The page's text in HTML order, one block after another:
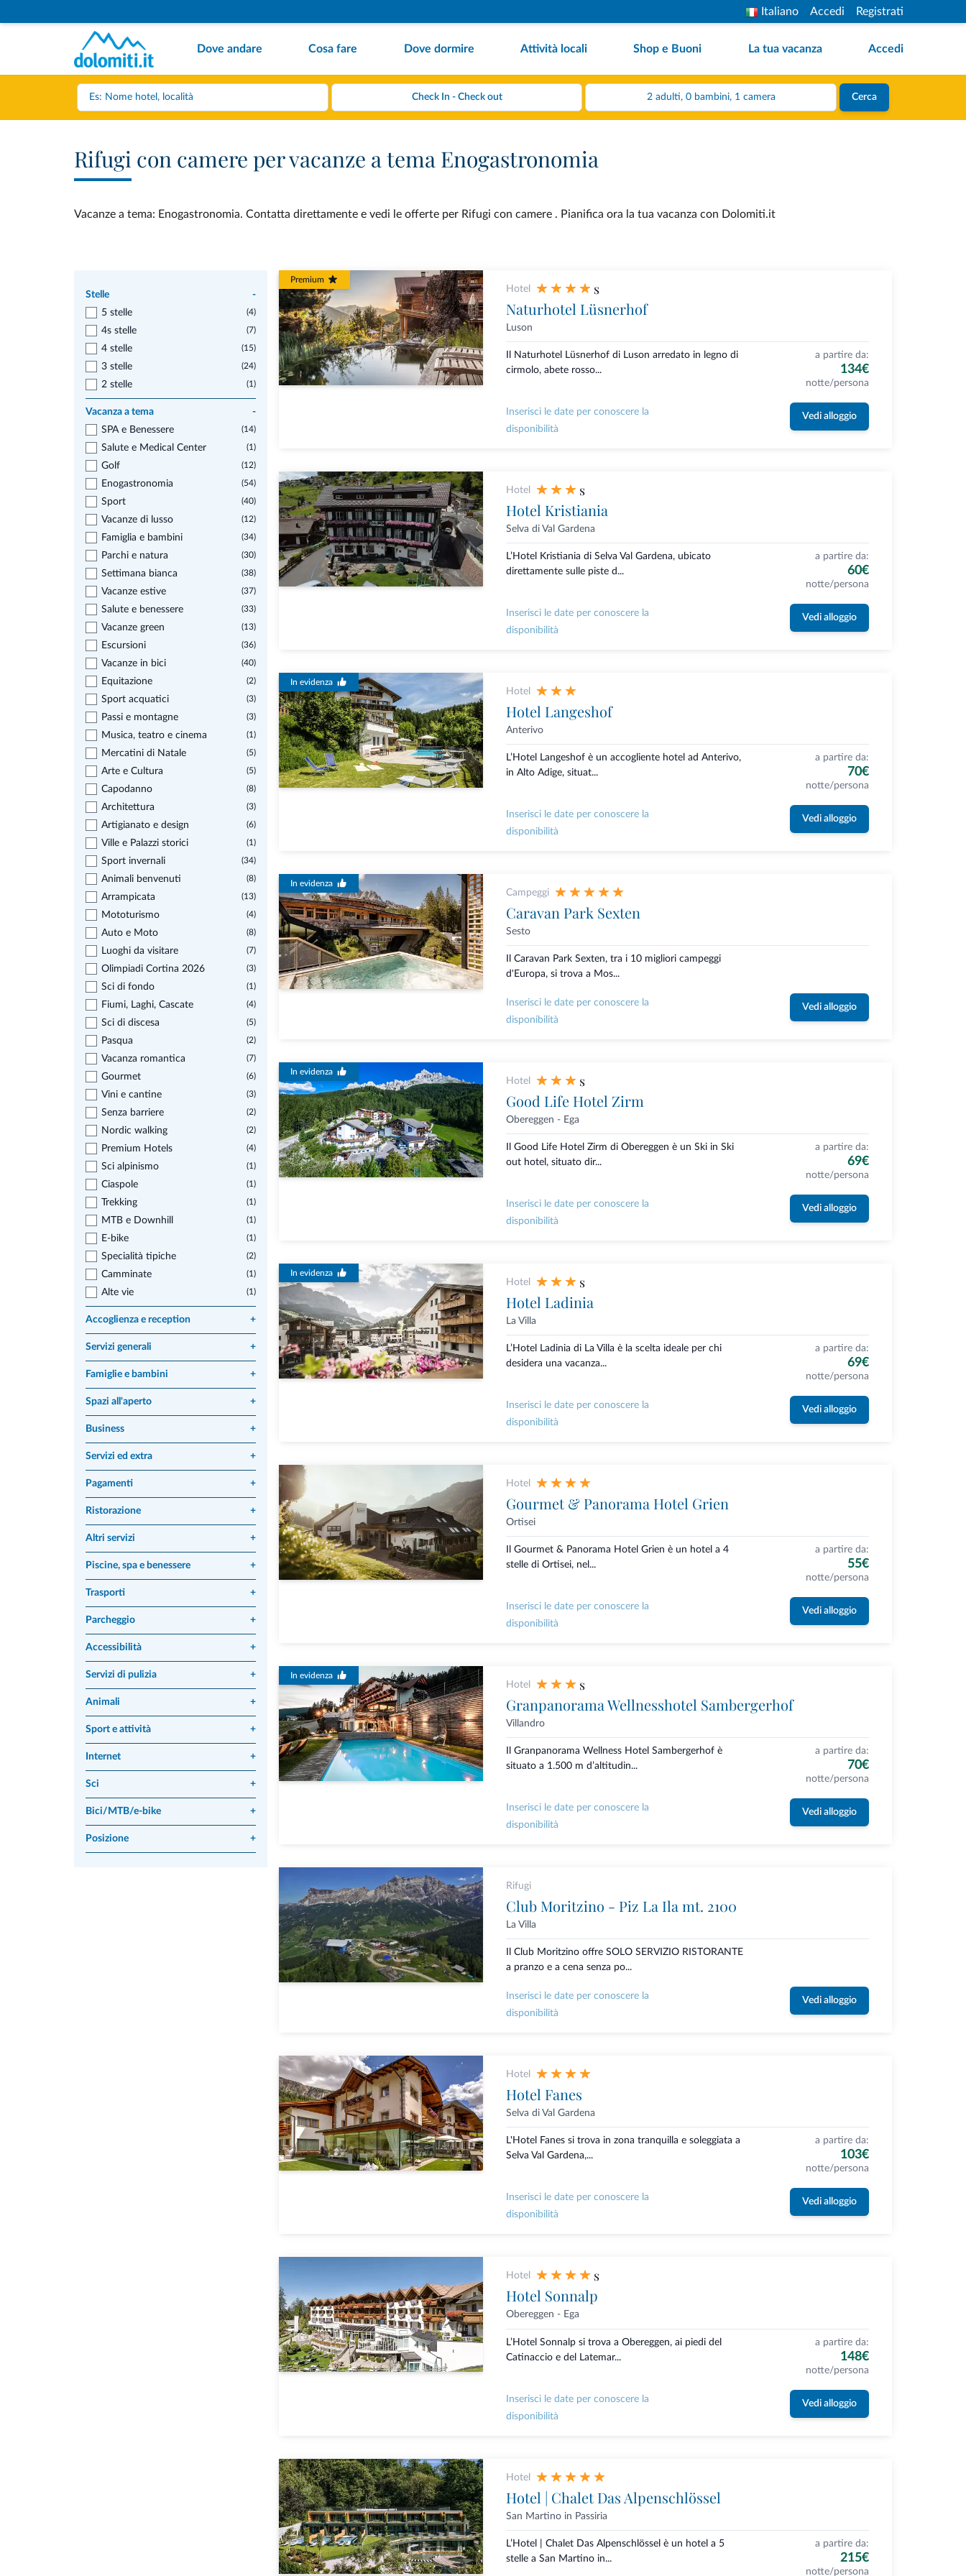
Italiano Accedi Registrati
Dove andare Cosa fare Dove dormire Attività locali Shop e Buoni La tua vacanza Accedi
2 adulti, 0 bambini, 1 camera Cerca
Rifugi con camere per vacanze a tema Enogastronomia
Vacanze a tema: Enogastronomia. Contatta direttamente e vedi le offerte per Rifugi con camere . Pianifica ora la tua vacanza con Dolomiti.it
Stelle
-
5 stelle
(4)
4s stelle (7)
4 stelle (15)
3 stelle (24)
2 stelle (1)
Vacanza a tema
-
SPA e Benessere
(14)
Salute e Medical Center (1)
Golf (12)
Enogastronomia (54)
Sport (40)
Vacanze di lusso (12)
Famiglia e bambini (34)
Parchi e natura (30)
Settimana bianca (38)
Vacanze estive (37)
Salute e benessere (33)
Vacanze green (13)
Escursioni (36)
Vacanze in bici (40)
Equitazione (2)
Sport acquatici (3)
Passi e montagne (3)
Musica, teatro e cinema (1)
Mercatini di Natale (5)
Arte e Cultura (5)
Capodanno (8)
Architettura (3)
Artigianato e design (6)
Ville e Palazzi storici (1)
Sport invernali (34)
Animali benvenuti (8)
Arrampicata (13)
Mototurismo (4)
Auto e Moto (8)
Luoghi da visitare (7)
Olimpiadi Cortina 2026 (3)
Sci di fondo (1)
Fiumi, Laghi, Cascate (4)
Sci di discesa (5)
Pasqua (2)
Vacanza romantica (7)
Gourmet (6)
Vini e cantine (3)
Senza barriere (2)
Nordic walking (2)
Premium Hotels (4)
Sci alpinismo (1)
Ciaspole (1)
Trekking (1)
MTB e Downhill (1)
E-bike (1)
Specialità tipiche (2)
Camminate (1)
Alte vie (1)
Accoglienza e reception +
Servizi generali +
Famiglie e bambini +
Spazi all'aperto +
Business +
Servizi ed extra +
Pagamenti +
Ristorazione +
Altri servizi +
Piscine, spa e benessere +
Trasporti +
Parcheggio +
Accessibilità +
Servizi di pulizia +
Animali +
Sport e attività +
Internet +
Sci +
Bici/MTB/e-bike +
Posizione +
Premium
Hotel s
Naturhotel Lüsnerhof
Luson
Il Naturhotel Lüsnerhof di Luson arredato in legno di
cirmolo, abete rosso...
a partire da:
134€
notte/persona
Inserisci le date per conoscere la
disponibilità
Vedi alloggio
Hotel s
Hotel Kristiania
Selva di Val Gardena
L’Hotel Kristiania di Selva Val Gardena, ubicato
direttamente sulle piste d...
a partire da:
60€
notte/persona
Inserisci le date per conoscere la
disponibilità
Vedi alloggio
In evidenza
Hotel
Hotel Langeshof
Anterivo
L’Hotel Langeshof è un accogliente hotel ad Anterivo,
in Alto Adige, situat...
a partire da:
70€
notte/persona
Inserisci le date per conoscere la
disponibilità
Vedi alloggio
In evidenza
Campeggi
Caravan Park Sexten
Sesto
Il Caravan Park Sexten, tra i 10 migliori campeggi
d'Europa, si trova a Mos...
Inserisci le date per conoscere la
disponibilità
Vedi alloggio
In evidenza
Hotel s
Good Life Hotel Zirm
Obereggen - Ega
Il Good Life Hotel Zirm di Obereggen è un Ski in Ski
out hotel, situato dir...
a partire da:
69€
notte/persona
Inserisci le date per conoscere la
disponibilità
Vedi alloggio
In evidenza
Hotel s
Hotel Ladinia
La Villa
L’Hotel Ladinia di La Villa è la scelta ideale per chi
desidera una vacanza...
a partire da:
69€
notte/persona
Inserisci le date per conoscere la
disponibilità
Vedi alloggio
Hotel
Gourmet & Panorama Hotel Grien
Ortisei
Il Gourmet & Panorama Hotel Grien è un hotel a 4
stelle di Ortisei, nel...
a partire da:
55€
notte/persona
Inserisci le date per conoscere la
disponibilità
Vedi alloggio
In evidenza
Hotel s
Granpanorama Wellnesshotel Sambergerhof
Villandro
Il Granpanorama Wellness Hotel Sambergerhof è
situato a 1.500 m d’altitudin...
a partire da:
70€
notte/persona
Inserisci le date per conoscere la
disponibilità
Vedi alloggio
Rifugi
Club Moritzino - Piz La Ila mt. 2100
La Villa
Il Club Moritzino offre SOLO SERVIZIO RISTORANTE
a pranzo e a cena senza po...
Inserisci le date per conoscere la
disponibilità
Vedi alloggio
Hotel
Hotel Fanes
Selva di Val Gardena
L'Hotel Fanes si trova in zona tranquilla e soleggiata a
Selva Val Gardena,...
a partire da:
103€
notte/persona
Inserisci le date per conoscere la
disponibilità
Vedi alloggio
Hotel s
Hotel Sonnalp
Obereggen - Ega
L’Hotel Sonnalp si trova a Obereggen, ai piedi del
Catinaccio e del Latemar...
a partire da:
148€
notte/persona
Inserisci le date per conoscere la
disponibilità
Vedi alloggio
Hotel
Hotel | Chalet Das Alpenschlössel
San Martino in Passiria
L’Hotel | Chalet Das Alpenschlössel è un hotel a 5
stelle a San Martino in...
a partire da:
215€
notte/persona